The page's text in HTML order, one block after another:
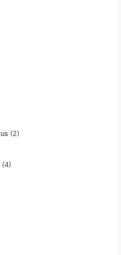
(2)
(4)